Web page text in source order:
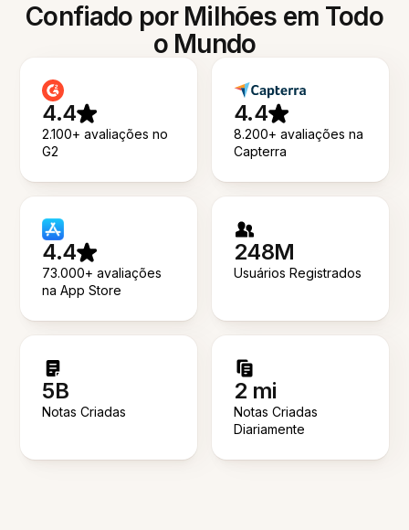
Confiado por Milhões em Todo
o Mundo
4.4
2.100+ avaliações no
G2
4.4
8.200+ avaliações na
Capterra
4.4
73.000+ avaliações
na App Store
248M
Usuários Registrados
5B
Notas Criadas
2 mi
Notas Criadas
Diariamente